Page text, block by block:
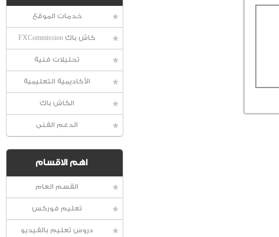
خدمات الموقع
كاش باك FXCommission
تحليلات فنية
الأكاديمية التعليمية
الكاش باك
الدعم الفنى
اهم الاقسام
القسم العام
تعليم فوركس
دروس تعليم بالفيديو